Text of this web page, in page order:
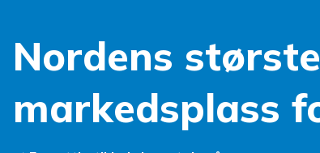
Nordens største
markedsplass